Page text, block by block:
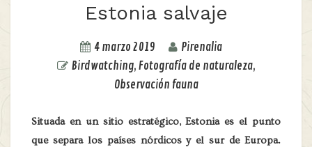
Estonia salvaje
4 marzo 2019
Pirenalia
Birdwatching, Fotografía de naturaleza,
Observación fauna
Situada en un sitio estratégico, Estonia es el punto
que separa los países nórdicos y el sur de Europa.